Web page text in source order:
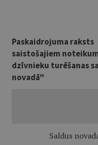
Paskaidrojuma raksts
saistošajiem
dzīvnieku turēšanas
novadā"
Saldus